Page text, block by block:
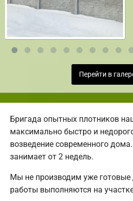
Перейти в
Бригада опытных плотников
максимально быстро и
возведение современного
занимает от 2 недель.
Мы не производим уже
работы выполняются на